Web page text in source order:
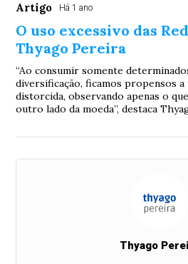
Artigo Há 1 ano
O uso excessivo das
Thyago Pereira
“Ao consumir somente
diversificação, ficamos propensos a
distorcida, observando apenas o
outro lado da moeda”, destaca
Thyago